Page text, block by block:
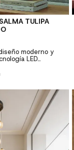
TULIPA
moderno y
LED
✓ Fácil
y herrajes